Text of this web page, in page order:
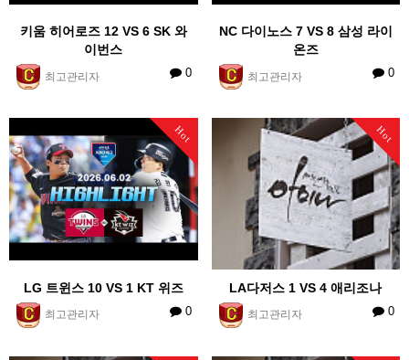
키움 히어로즈 12 VS 6 SK 와
이번스
최고관리자 0
NC 다이노스 7 VS 8 삼성 라이
온즈
최고관리자 0
Hot
LG 트윈스 10 VS 1 KT 위즈
최고관리자 0
Hot
LA다저스 1 VS 4 애리조나
최고관리자 0